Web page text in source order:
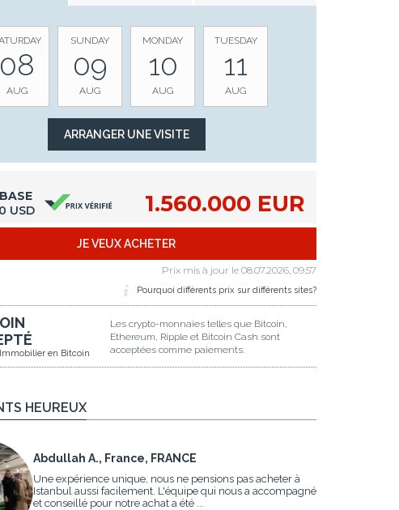
08
AUG
SUNDAY
09
AUG
MONDAY
10
AUG
TUESDAY
11
AUG
USD
1.560.000 EUR
JE VEUX ACHETER
Prix mis à jour le 08.07.2026, 09.57
Pourquoi différents prix sur différents sites?
en Bitcoin
Les crypto-monnaies telles que Bitcoin,
Ethereum, Ripple et Bitcoin Cash sont
acceptées comme paiements.
HEUREUX
Abdullah A., France, FRANCE
Une expérience unique, nous ne pensions pas acheter à
Istanbul aussi facilement. L'équipe qui nous a accompagné
et conseillé pour notre achat a été ...